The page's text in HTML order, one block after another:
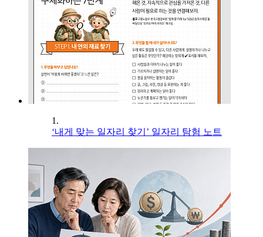
1.
‘내게 맞는 일자리 찾기’ 일자리 탐험 노트